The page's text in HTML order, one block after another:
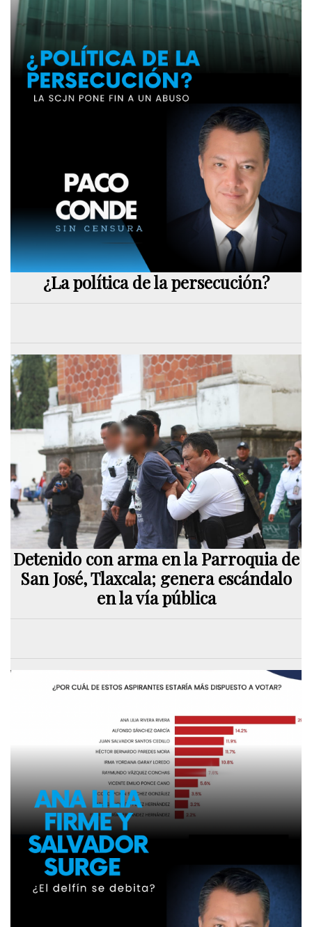
¿La política de la persecución?
Detenido con arma en la Parroquia de
San José, Tlaxcala; genera escándalo
en la vía pública